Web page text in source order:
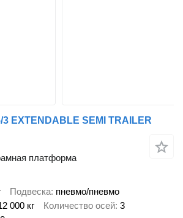
3 EXTENDABLE SEMI TRAILER
платформа
Подвеска пневмо/пневмо
000 кг Количество осей 3